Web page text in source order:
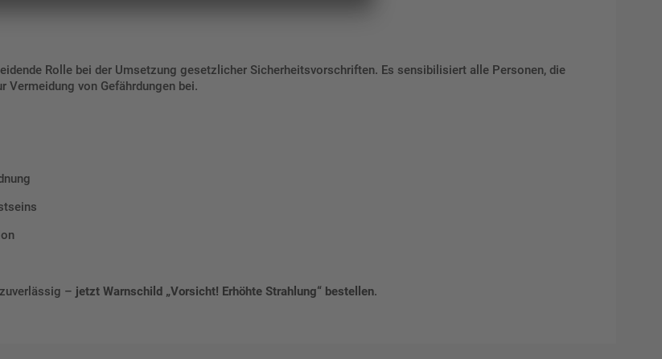
Rolle bei der Umsetzung gesetzlicher Sicherheitsvorschriften. Es sensibilisiert alle Personen, die
von Gefährdungen bei.
– jetzt Warnschild „Vorsicht! Erhöhte Strahlung“ bestellen.